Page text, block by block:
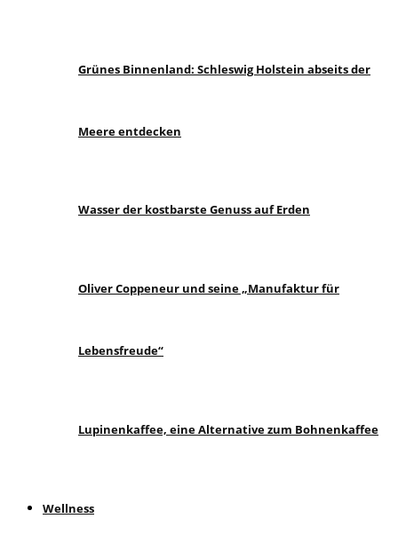
Grünes Binnenland: Schleswig Holstein abseits der
Meere entdecken
Wasser der kostbarste Genuss auf Erden
Oliver Coppeneur und seine „Manufaktur für
Lebensfreude“
Lupinenkaffee, eine Alternative zum Bohnenkaffee
Wellness